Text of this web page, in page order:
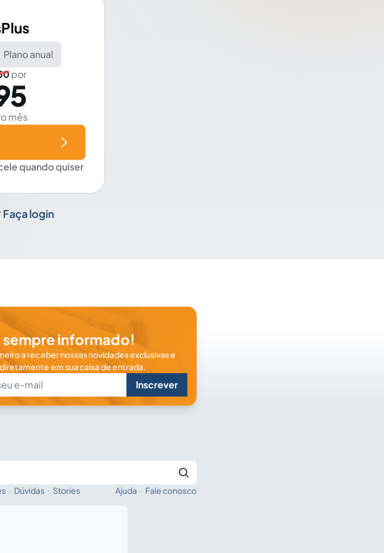
Plano anual
por
mês
quando quiser
Faça login
sempre informado!
a receber nossas novidades exclusivas e
em sua caixa de entrada.
Inscrever
· Dúvidas · Stories Ajuda · Fale conosco